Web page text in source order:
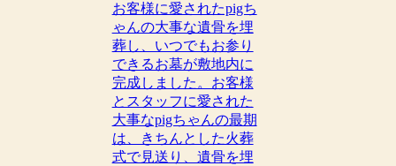
お客様に愛されたpigち
ゃんの⼤事な遺⾻を埋
葬し、いつでもお参り
できるお墓が敷地内に
完成しました。お客様
とスタッフに愛された
大事なpigちゃんの最期
は、きちんとした火葬
式で見送り、遺骨を埋